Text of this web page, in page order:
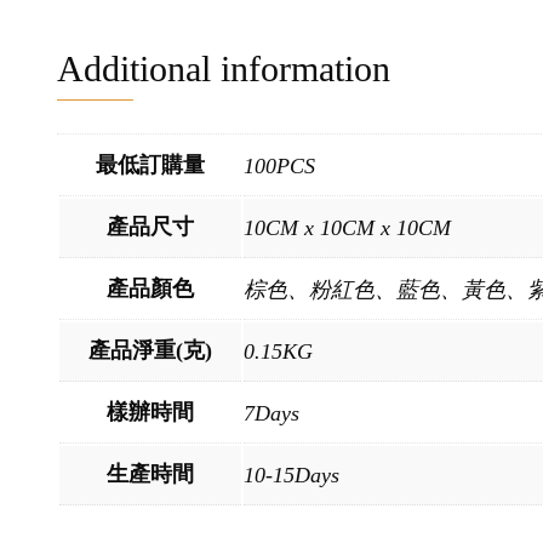
Additional information
最低訂購量 100PCS
產品尺寸 10CM x 10CM x 10CM
產品顏色 棕色、粉紅色、藍色、黃色、
產品淨重(克) 0.15KG
樣辦時間 7Days
生產時間 10-15Days